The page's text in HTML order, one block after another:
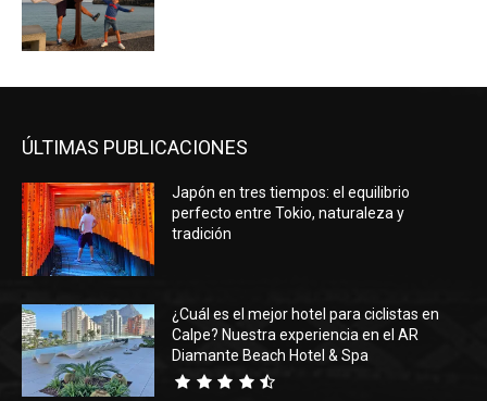
ÚLTIMAS PUBLICACIONES
Japón en tres tiempos: el equilibrio
perfecto entre Tokio, naturaleza y
tradición
¿Cuál es el mejor hotel para ciclistas en
Calpe? Nuestra experiencia en el AR
Diamante Beach Hotel & Spa